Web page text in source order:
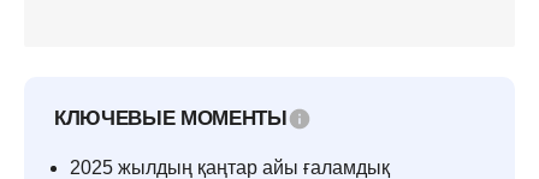
КЛЮЧЕВЫЕ МОМЕНТЫ
2025 жылдың қаңтар айы ғаламдық